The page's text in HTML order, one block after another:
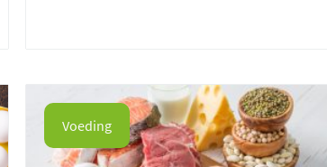
Voeding